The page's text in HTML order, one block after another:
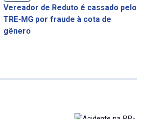
Vereador de Reduto é cassado pelo
TRE-MG por fraude à cota de
gênero